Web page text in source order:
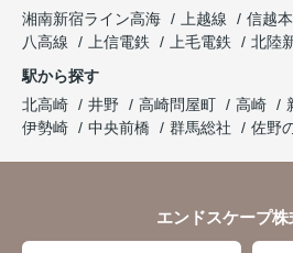
湘南新宿ライン高海
上越線 信越
八高線
上信電鉄 上毛電鉄 北陸
駅から探す
北高崎
井野 高崎問屋町 高崎
伊勢崎
中央前橋 群馬総社 佐野
エンドスケープ株